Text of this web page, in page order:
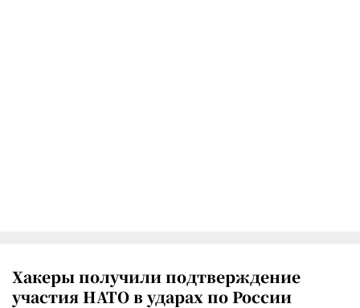
Хакеры получили подтверждение
участия НАТО в ударах по России